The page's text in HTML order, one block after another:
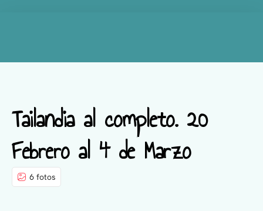
Tailandia al completo. 20
Febrero al 4 de Marzo
6 fotos